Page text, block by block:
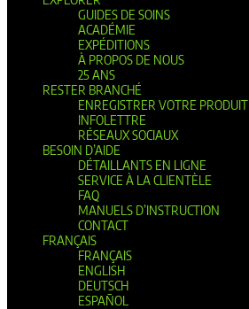
GUIDES DE SOINS
ACADÉMIE
EXPÉDITIONS
À PROPOS DE NOUS
25 ANS
RESTER BRANCHÉ
ENREGISTRER VOTRE PRODUIT
INFOLETTRE
RÉSEAUX SOCIAUX
BESOIN D’AIDE
DÉTAILLANTS EN LIGNE
SERVICE À LA CLIENTÈLE
FAQ
MANUELS D’INSTRUCTION
CONTACT
FRANÇAIS
FRANÇAIS
ENGLISH
DEUTSCH
ESPAÑOL